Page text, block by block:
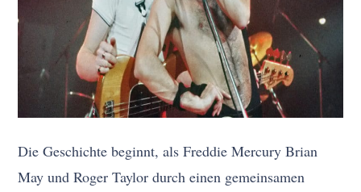
Die Geschichte beginnt, als Freddie Mercury Brian
May und Roger Taylor durch einen gemeinsamen